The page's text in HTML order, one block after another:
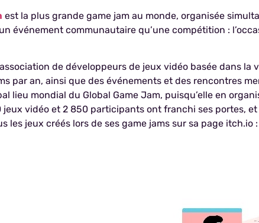
est la plus grande game jam au monde, organisée
événement communautaire qu’une compétition :
de développeurs de jeux vidéo basée dans la
par an, ainsi que des événements et des rencontres
lieu mondial du Global Game Jam, puisqu’elle en
vidéo et 2 850 participants ont franchi ses portes,
les jeux créés lors de ses game jams sur sa page itch.io :